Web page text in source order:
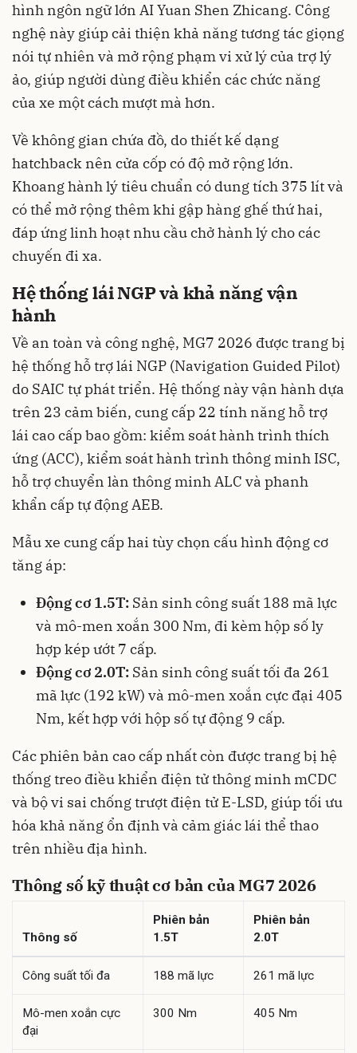
hình ngôn ngữ lớn AI Yuan Shen Zhicang. Công
nghệ này giúp cải thiện khả năng tương tác giọng
nói tự nhiên và mở rộng phạm vi xử lý của trợ lý
ảo, giúp người dùng điều khiển các chức năng
của xe một cách mượt mà hơn.
Về không gian chứa đồ, do thiết kế dạng
hatchback nên cửa cốp có độ mở rộng lớn.
Khoang hành lý tiêu chuẩn có dung tích 375 lít và
có thể mở rộng thêm khi gập hàng ghế thứ hai,
đáp ứng linh hoạt nhu cầu chở hành lý cho các
chuyến đi xa.
Hệ thống lái NGP và khả năng vận
hành
Về an toàn và công nghệ, MG7 2026 được trang bị
hệ thống hỗ trợ lái NGP (Navigation Guided Pilot)
do SAIC tự phát triển. Hệ thống này vận hành dựa
trên 23 cảm biến, cung cấp 22 tính năng hỗ trợ
lái cao cấp bao gồm: kiểm soát hành trình thích
ứng (ACC), kiểm soát hành trình thông minh ISC,
hỗ trợ chuyển làn thông minh ALC và phanh
khẩn cấp tự động AEB.
Mẫu xe cung cấp hai tùy chọn cấu hình động cơ
tăng áp:
Động cơ 1.5T: Sản sinh công suất 188 mã lực
và mô-men xoắn 300 Nm, đi kèm hộp số ly
hợp kép ướt 7 cấp.
Động cơ 2.0T: Sản sinh công suất tối đa 261
mã lực (192 kW) và mô-men xoắn cực đại 405
Nm, kết hợp với hộp số tự động 9 cấp.
Các phiên bản cao cấp nhất còn được trang bị hệ
thống treo điều khiển điện tử thông minh mCDC
và bộ vi sai chống trượt điện tử E-LSD, giúp tối ưu
hóa khả năng ổn định và cảm giác lái thể thao
trên nhiều địa hình.
Thông số kỹ thuật cơ bản của MG7 2026
Thông số
Phiên bản
1.5T
Phiên bản
2.0T
Công suất tối đa 188 mã lực 261 mã lực
Mô-men xoắn cực
đại
300 Nm 405 Nm